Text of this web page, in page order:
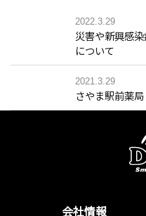
2022.3.29
災害や新興感
について
2021.3.29
さやま駅前薬
会社情報